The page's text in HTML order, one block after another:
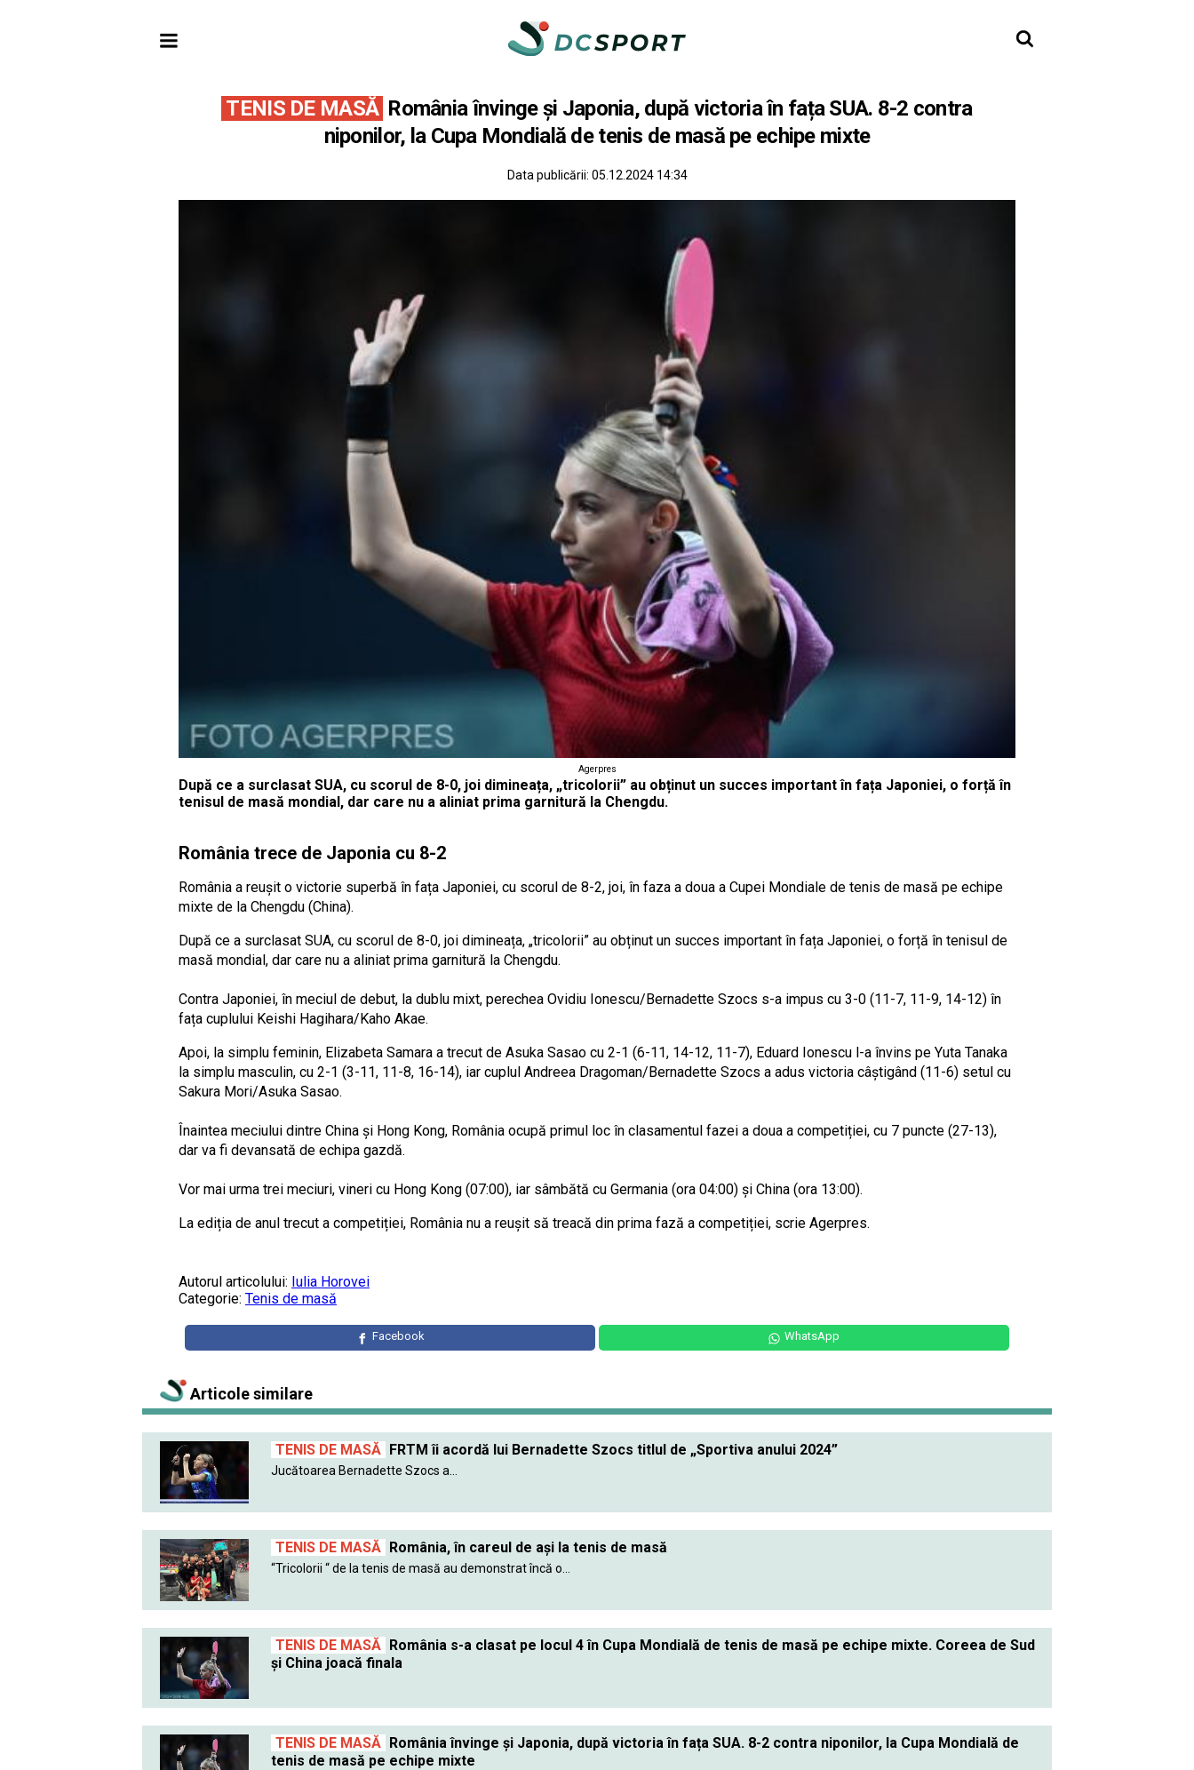
TENIS DE MASĂ România învinge și Japonia, după victoria în fața SUA. 8-2 contra
niponilor, la Cupa Mondială de tenis de masă pe echipe mixte
Data publicării: 05.12.2024 14:34
Agerpres
După ce a surclasat SUA, cu scorul de 8-0, joi dimineața, „tricolorii” au obținut un succes important în fața Japoniei, o forță în
tenisul de masă mondial, dar care nu a aliniat prima garnitură la Chengdu.
România trece de Japonia cu 8-2
România a reușit o victorie superbă în fața Japoniei, cu scorul de 8-2, joi, în faza a doua a Cupei Mondiale de tenis de masă pe echipe
mixte de la Chengdu (China).
După ce a surclasat SUA, cu scorul de 8-0, joi dimineața, „tricolorii” au obținut un succes important în fața Japoniei, o forță în tenisul de
masă mondial, dar care nu a aliniat prima garnitură la Chengdu.
Contra Japoniei, în meciul de debut, la dublu mixt, perechea Ovidiu Ionescu/Bernadette Szocs s-a impus cu 3-0 (11-7, 11-9, 14-12) în
fața cuplului Keishi Hagihara/Kaho Akae.
Apoi, la simplu feminin, Elizabeta Samara a trecut de Asuka Sasao cu 2-1 (6-11, 14-12, 11-7), Eduard Ionescu l-a învins pe Yuta Tanaka
la simplu masculin, cu 2-1 (3-11, 11-8, 16-14), iar cuplul Andreea Dragoman/Bernadette Szocs a adus victoria câștigând (11-6) setul cu
Sakura Mori/Asuka Sasao.
Înaintea meciului dintre China și Hong Kong, România ocupă primul loc în clasamentul fazei a doua a competiției, cu 7 puncte (27-13),
dar va fi devansată de echipa gazdă.
Vor mai urma trei meciuri, vineri cu Hong Kong (07:00), iar sâmbătă cu Germania (ora 04:00) și China (ora 13:00).
La ediția de anul trecut a competiției, România nu a reușit să treacă din prima fază a competiției, scrie Agerpres.
Autorul articolului: Iulia Horovei
Categorie: Tenis de masă
Facebook WhatsApp
Articole similare
TENIS DE MASĂ FRTM îi acordă lui Bernadette Szocs titlul de „Sportiva anului 2024”
Jucătoarea Bernadette Szocs a...
TENIS DE MASĂ România, în careul de aşi la tenis de masă
“Tricolorii “ de la tenis de masă au demonstrat încă o...
TENIS DE MASĂ România s-a clasat pe locul 4 în Cupa Mondială de tenis de masă pe echipe mixte. Coreea de Sud
și China joacă finala
TENIS DE MASĂ România învinge și Japonia, după victoria în fața SUA. 8-2 contra niponilor, la Cupa Mondială de
tenis de masă pe echipe mixte